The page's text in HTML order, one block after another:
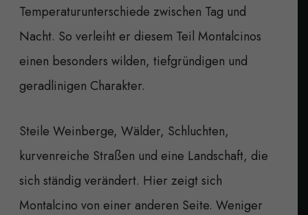
Temperaturunterschiede zwischen Tag und
Nacht. So verleiht er diesem Teil Montalcinos
einen besonders wilden, tiefgründigen und
geradlinigen Charakter.
Steile Weinberge, Wälder, Schluchten,
kurvenreiche Straßen und eine Landschaft, die
sich ständig verändert. Hier zeigt sich
Montalcino von einer anderen Seite. Weniger